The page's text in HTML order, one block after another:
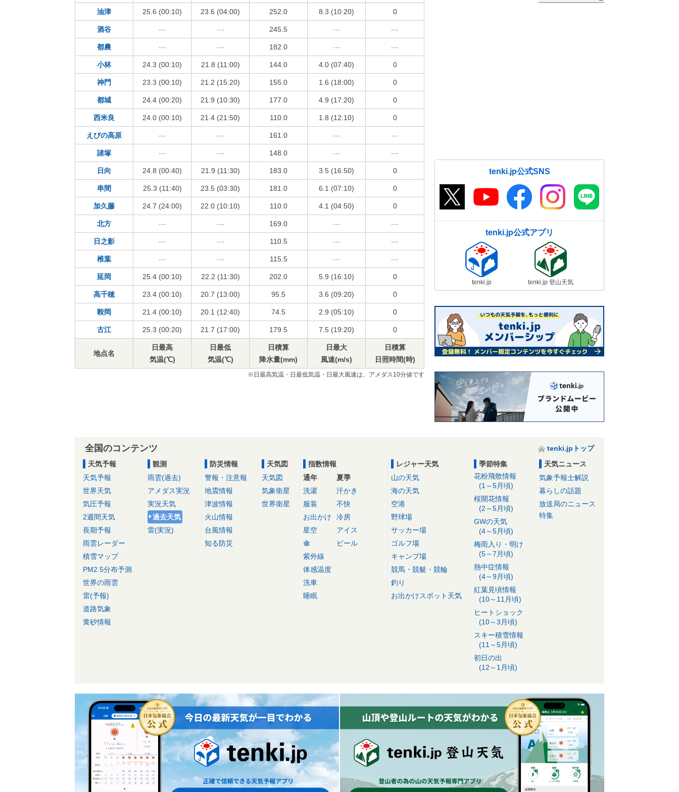
油津 25.6 (00:10) 23.6 (04:00) 252.0 8.3 (10:20) 0
酒谷 --- --- 245.5 --- ---
都農 --- --- 182.0 --- ---
小林 24.3 (00:10) 21.8 (11:00) 144.0 4.0 (07:40) 0
神門 23.3 (00:10) 21.2 (15:20) 155.0 1.6 (18:00) 0
都城 24.4 (00:20) 21.9 (10:30) 177.0 4.9 (17:20) 0
西米良 24.0 (00:10) 21.4 (21:50) 110.0 1.8 (12:10) 0
えびの高原 --- --- 161.0 --- ---
諸塚 --- --- 148.0 --- ---
日向 24.8 (00:40) 21.9 (11:30) 183.0 3.5 (16:50) 0
串間 25.3 (11:40) 23.5 (03:30) 181.0 6.1 (07:10) 0
加久藤 24.7 (24:00) 22.0 (10:10) 110.0 4.1 (04:50) 0
北方 --- --- 169.0 --- ---
日之影 --- --- 110.5 --- ---
椎葉 --- --- 115.5 --- ---
延岡 25.4 (00:10) 22.2 (11:30) 202.0 5.9 (16:10) 0
高千穂 23.4 (00:10) 20.7 (13:00) 95.5 3.6 (09:20) 0
鞍岡 21.4 (00:10) 20.1 (12:40) 74.5 2.9 (05:10) 0
古江 25.3 (00:20) 21.7 (17:00) 179.5 7.5 (19:20) 0
地点名
日最高
気温(℃)
日最低
気温(℃)
日積算
降水量(mm)
日最大
風速(m/s)
日積算
日照時間(時)
※日最高気温・日最低気温・日最大風速は、アメダス10分値です
tenki.jp公式SNS
tenki.jp公式アプリ
tenki.jp tenki.jp 登山天気
全国のコンテンツ
tenki.jpトップ
天気予報
天気予報
世界天気
気圧予報
2週間天気
長期予報
雨雲レーダー
積雪マップ
PM2.5分布予測
世界の雨雲
雷(予報)
道路気象
黄砂情報
観測
雨雲(過去)
アメダス実況
実況天気
過去天気
雷(実況)
防災情報
警報・注意報
地震情報
津波情報
火山情報
台風情報
知る防災
天気図
天気図
気象衛星
世界衛星
指数情報
通年
洗濯
服装
お出かけ
星空
傘
紫外線
体感温度
洗車
睡眠
夏季
汗かき
不快
冷房
アイス
ビール
レジャー天気
山の天気
海の天気
空港
野球場
サッカー場
ゴルフ場
キャンプ場
競馬・競艇・競輪
釣り
お出かけスポット天気
季節特集
花粉飛散情報
(1～5月頃)
桜開花情報
(2～5月頃)
GWの天気
(4～5月頃)
梅雨入り・明け
(5～7月頃)
熱中症情報
(4～9月頃)
紅葉見頃情報
(10～11月頃)
ヒートショック
(10～3月頃)
スキー積雪情報
(11～5月頃)
初日の出
(12～1月頃)
天気ニュース
気象予報士解説
暮らしの話題
放送局のニュース
特集